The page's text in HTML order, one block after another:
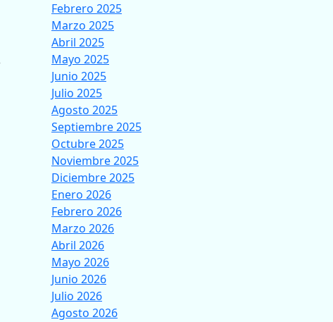
Febrero 2025
Marzo 2025
Abril 2025
Mayo 2025
Junio 2025
Julio 2025
Agosto 2025
Septiembre 2025
Octubre 2025
Noviembre 2025
Diciembre 2025
Enero 2026
Febrero 2026
Marzo 2026
Abril 2026
Mayo 2026
Junio 2026
Julio 2026
Agosto 2026